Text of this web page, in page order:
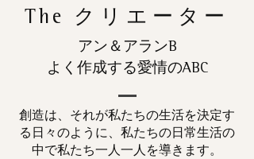
The クリエーター
アン＆アランB
よく作成する愛情のABC
創造は、それが私たちの生活を決定す
る日々のように、私たちの日常生活の
中で私たち一人一人を導きます。